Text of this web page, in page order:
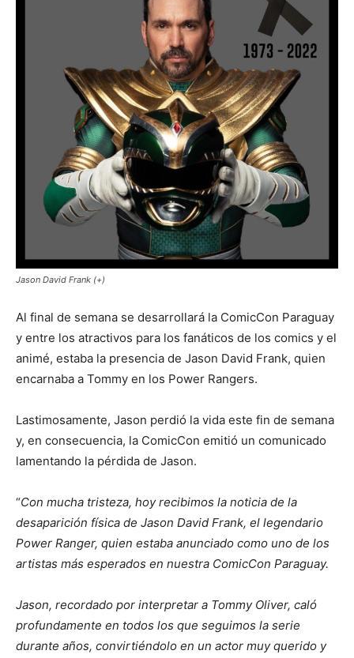
Jason David Frank (+)
Al final de semana se desarrollará la ComicCon Paraguay
y entre los atractivos para los fanáticos de los comics y el
animé, estaba la presencia de Jason David Frank, quien
encarnaba a Tommy en los Power Rangers.
Lastimosamente, Jason perdió la vida este fin de semana
y, en consecuencia, la ComicCon emitió un comunicado
lamentando la pérdida de Jason.
“Con mucha tristeza, hoy recibimos la noticia de la
desaparición física de Jason David Frank, el legendario
Power Ranger, quien estaba anunciado como uno de los
artistas más esperados en nuestra ComicCon Paraguay.
Jason, recordado por interpretar a Tommy Oliver, caló
profundamente en todos los que seguimos la serie
durante años, convirtiéndolo en un actor muy querido y